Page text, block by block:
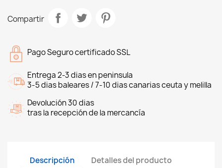
Compartir
Pago Seguro certificado SSL
Entrega 2-3 dias en peninsula
3-5 dias baleares / 7-10 dias canarias ceuta y melilla
Devolución 30 dias
tras la recepción de la mercancía
Descripción Detalles del producto